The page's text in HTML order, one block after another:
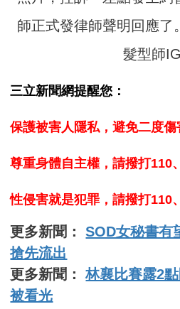
師正式發律師聲明回應了
髮型師IG
三立新聞網提醒您：
保護被害人隱私，避免二度傷
尊重身體自主權，請撥打110
性侵害就是犯罪，請撥打110
更多新聞：SOD女秘書有
搶先流出
更多新聞：林襄比賽露2
被看光